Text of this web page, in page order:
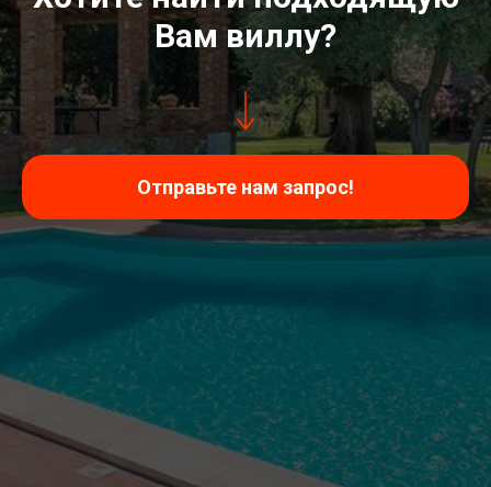
Вам виллу?
Отправьте нам запрос!